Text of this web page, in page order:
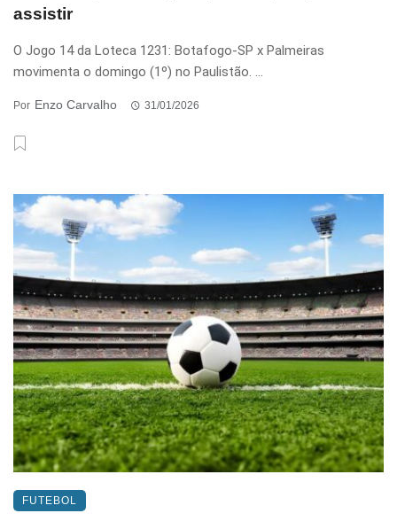
assistir
O Jogo 14 da Loteca 1231: Botafogo-SP x Palmeiras
movimenta o domingo (1º) no Paulistão. ...
Por Enzo Carvalho 31/01/2026
FUTEBOL